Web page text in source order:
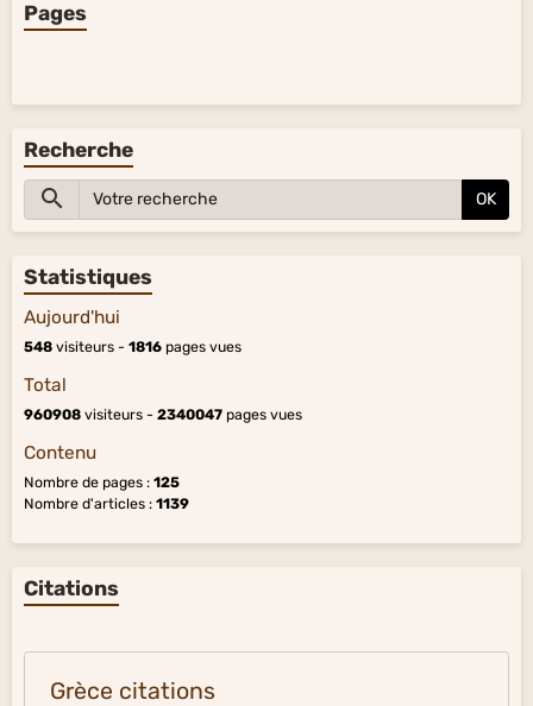
Pages
Recherche
OK
Statistiques
Aujourd'hui
548 visiteurs - 1816 pages vues
Total
960908 visiteurs - 2340047 pages vues
Contenu
Nombre de pages : 125
Nombre d'articles : 1139
Citations
Grèce citations